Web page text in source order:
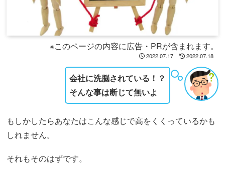
※このページの内容に広告・PRが含まれます。
2022.07.17 2022.07.18
会社に洗脳されている！？
そんな事は断じて無いよ
もしかしたらあなたはこんな感じで高をくくっているかも
しれません。
それもそのはずです。